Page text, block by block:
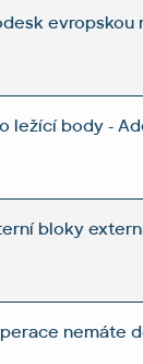
evropskou
ležící body -
bloky
nemáte